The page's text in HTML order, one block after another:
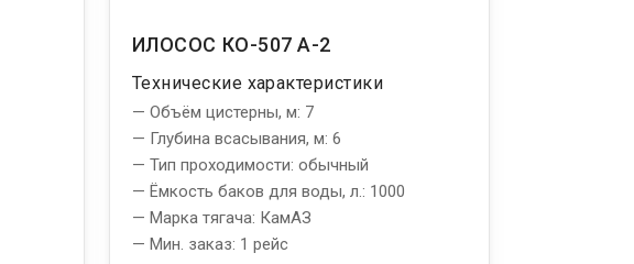
ИЛОСОС КО-507 А-2
Технические характеристики
— Объём цистерны, м: 7
— Глубина всасывания, м: 6
— Тип проходимости: обычный
— Ёмкость баков для воды, л.: 1000
— Марка тягача: КамАЗ
— Мин. заказ: 1 рейс